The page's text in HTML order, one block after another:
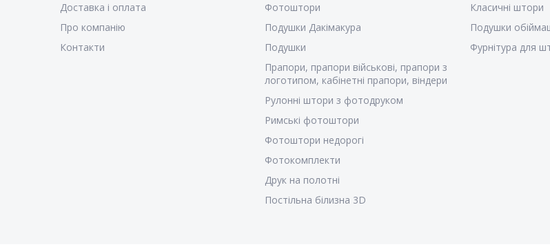
Доставка і оплата
Про компанію
Контакти
Фотоштори
Подушки Дакімакура
Подушки
Прапори, прапори військові, прапори з
логотипом, кабінетні прапори, віндери
Рулонні штори з фотодруком
Римські фотоштори
Фотоштори недорогі
Фотокомплекти
Друк на полотні
Постільна білизна 3D
Класичні штори
Подушки
Фурнітура для